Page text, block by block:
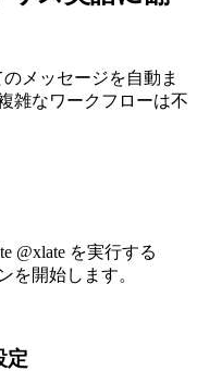
メッセージを自動ま
雑なワークフローは不
@xlate を実行する
を開始します。
定